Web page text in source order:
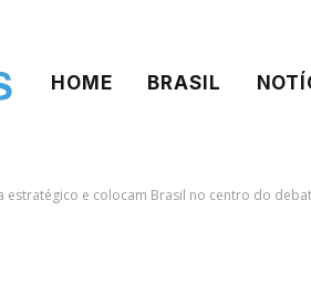
HOME BRASIL
estratégico e colocam Brasil no centro do